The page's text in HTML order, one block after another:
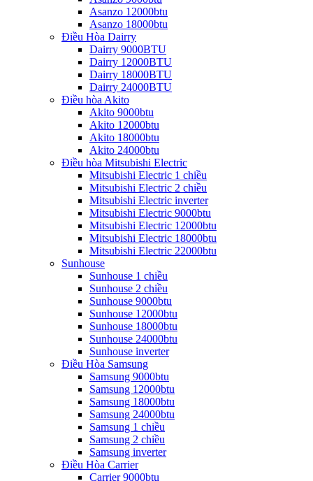
Asanzo 12000btu
Asanzo 18000btu
Điều Hòa Dairry
Dairry 9000BTU
Dairry 12000BTU
Dairry 18000BTU
Dairry 24000BTU
Điều hòa Akito
Akito 9000btu
Akito 12000btu
Akito 18000btu
Akito 24000btu
Điều hòa Mitsubishi Electric
Mitsubishi Electric 1 chiều
Mitsubishi Electric 2 chiều
Mitsubishi Electric inverter
Mitsubishi Electric 9000btu
Mitsubishi Electric 12000btu
Mitsubishi Electric 18000btu
Mitsubishi Electric 22000btu
Sunhouse
Sunhouse 1 chiều
Sunhouse 2 chiều
Sunhouse 9000btu
Sunhouse 12000btu
Sunhouse 18000btu
Sunhouse 24000btu
Sunhouse inverter
Điều Hòa Samsung
Samsung 9000btu
Samsung 12000btu
Samsung 18000btu
Samsung 24000btu
Samsung 1 chiều
Samsung 2 chiều
Samsung inverter
Điều Hòa Carrier
Carrier 9000btu